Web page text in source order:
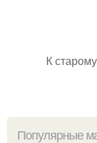
К
Популярные